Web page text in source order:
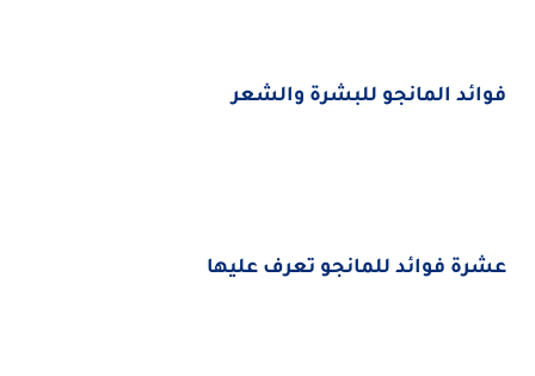
فوائد المانجو للبشرة والشعر
عشرة فوائد للمانجو تعرف عليها